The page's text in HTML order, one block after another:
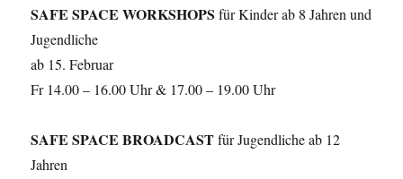
SAFE SPACE WORKSHOPSfür Kinder ab 8 Jahren und
Jugendliche
ab 15. Februar
Fr 14.00 – 16.00 Uhr & 17.00 – 19.00 Uhr
SAFE SPACE BROADCASTfür Jugendliche ab 12
Jahren